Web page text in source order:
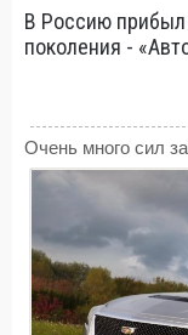
В Россию прибыл
поколения -
Очень много сил